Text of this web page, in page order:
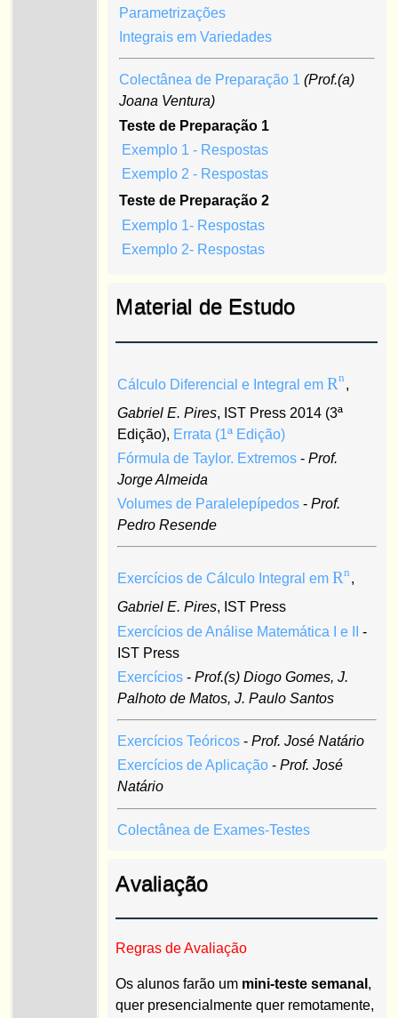
Parametrizações
Integrais em Variedades
Colectânea de Preparação 1 (Prof.(a)
Joana Ventura)
Teste de Preparação 1
Exemplo 1 - Respostas
Exemplo 2 - Respostas
Teste de Preparação 2
Exemplo 1- Respostas
Exemplo 2- Respostas
Material de Estudo
Cálculo Diferencial e Integral em Rn ,
Gabriel E. Pires, IST Press 2014 (3ª
Edição), Errata (1ª Edição)
Fórmula de Taylor. Extremos- Prof.
Jorge Almeida
Volumes de Paralelepípedos- Prof.
Pedro Resende
Exercícios de Cálculo Integral em Rn ,
Gabriel E. Pires, IST Press
Exercícios de Análise Matemática I e II
-
IST Press
Exercícios- Prof.(s) Diogo Gomes, J.
Palhoto de Matos, J. Paulo Santos
Exercícios Teóricos- Prof. José Natário
Exercícios de Aplicação- Prof. José
Natário
Colectânea de Exames-Testes
Avaliação
Regras de Avaliação
Os alunos farão um mini-teste semanal ,
quer presencialmente quer remotamente,